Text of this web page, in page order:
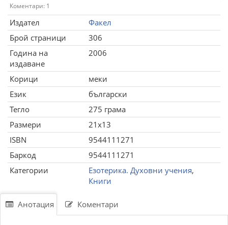
Коментари: 1
Издател
Факел
Брой страници
306
Година на
издаване
2006
Корици
меки
Език
български
Тегло
275 грама
Размери
21x13
ISBN
9544111271
Баркод
9544111271
Категории
Езотерика. Духовни учения,
Книги
Анотация Коментари